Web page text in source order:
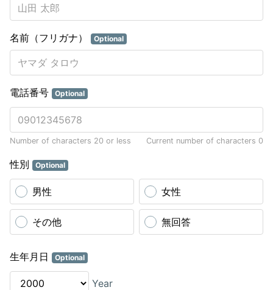
名前（フリガナ） Optional
電話番号 Optional
Number of characters 20 or less Current number of characters 0
性別 Optional
男性 女性
その他 無回答
生年月日 Optional
Year